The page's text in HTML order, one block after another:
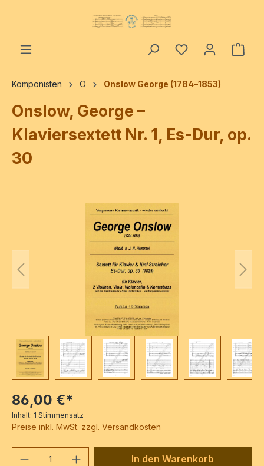
Komponisten O Onslow George (1784–1853)
Onslow, George –
Klaviersextett Nr. 1, Es-Dur, op.
30
Bildergalerie überspringen
86,00 €*
Inhalt: 1 Stimmensatz
Preise inkl. MwSt. zzgl. Versandkosten
Produkt Anzahl: Gib denIn den Warenkorb